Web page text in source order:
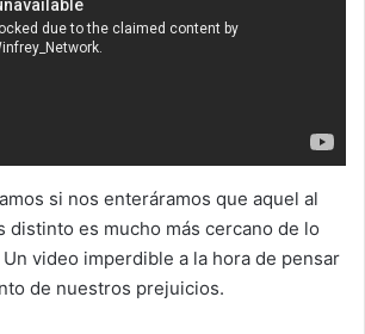
si nos enteráramos que aquel al
distinto es mucho más cercano de lo
video imperdible a la hora de pensar
de nuestros prejuicios.